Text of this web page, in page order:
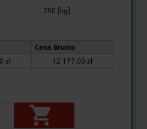
750 [kg]
Cena Brutto
zł 12 177.00 zł
